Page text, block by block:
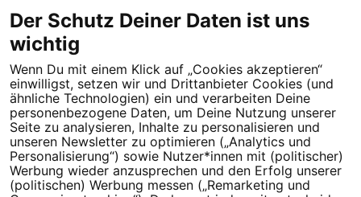
Dein Engagement macht den Unterschied. Schließe Dich 4,5
Millionen Menschen an.
Newsletter bestellen
Der Schutz Deiner Daten ist uns
wichtig
Wenn Du mit einem Klick auf „Cookies akzeptieren“
einwilligst, setzen wir und Drittanbieter Cookies (und
ähnliche Technologien) ein und verarbeiten Deine
personenbezogene Daten, um Deine Nutzung unserer
Seite zu analysieren, Inhalte zu personalisieren und
unseren Newsletter zu optimieren („Analytics und
Personalisierung“) sowie Nutzer*innen mit (politischer)
Werbung wieder anzusprechen und den Erfolg unserer
(politischen) Werbung messen („Remarketing und